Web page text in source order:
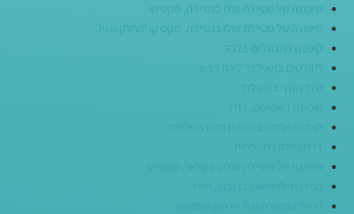
מיומנה של מטיילת סולו במרידה, מקסיקו
מיומנה של מטיילת סולו במרידה, מקסיקו (החלק שני)
קופנגן למבוגרים בלבד
ריזורטים בתאילנד לירח דבש